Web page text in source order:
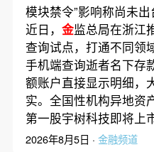
模块禁令”影响称尚未出
近日， 金监总局在浙江
查询试点，打通不同领
手机端查询逝者名下存
额账户直接显示明细，
实。全国性机构异地资
第一股宇树科技即将
2026年8月5日 · 金融频道